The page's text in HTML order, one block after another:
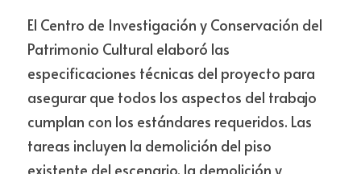
El Centro de Investigación y Conservación del
Patrimonio Cultural elaboró las
especificaciones técnicas del proyecto para
asegurar que todos los aspectos del trabajo
cumplan con los estándares requeridos. Las
tareas incluyen la demolición del piso
existente del escenario, la demolición y